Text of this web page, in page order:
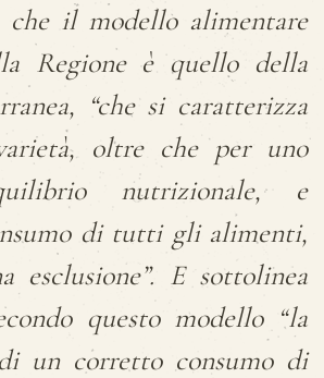
che il modello alimentare
Regione è quello della
“che si caratterizza
oltre che per uno
nutrizionale, e
di tutti gli alimenti,
esclusione”. E sottolinea
questo modello “la
un corretto consumo di